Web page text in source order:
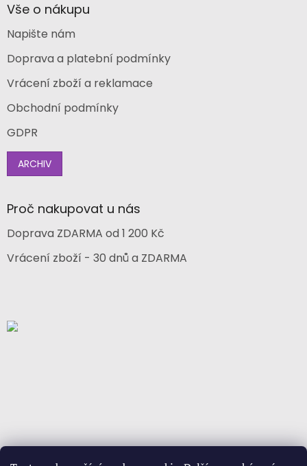
Vše o nákupu
Napište nám
Doprava a platební podmínky
Vrácení zboží a reklamace
Obchodní podmínky
GDPR
ARCHIV
Proč nakupovat u nás
Doprava ZDARMA od 1 200 Kč
Vrácení zboží - 30 dnů a ZDARMA